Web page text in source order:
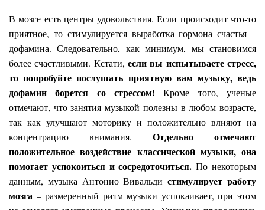
В мозге есть центры удовольствия. Если происходит что-то
приятное, то стимулируется выработка гормона счастья –
дофамина. Следовательно, как минимум, мы становимся
более счастливыми. Кстати, если вы испытываете стресс,
то попробуйте послушать приятную вам музыку, ведь
дофамин борется со стрессом!Кроме того, ученые
отмечают, что занятия музыкой полезны в любом возрасте,
так как улучшают моторику и положительно влияют на
концентрацию внимания. Отдельно отмечают
положительное воздействие классической музыки, она
помогает успокоиться и сосредоточиться. По некоторым
данным, музыка Антонио Вивальдистимулирует работу
мозга – размеренный ритм музыки успокаивает, при этом